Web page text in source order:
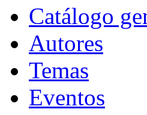
Catálogo
Autores
Temas
Eventos